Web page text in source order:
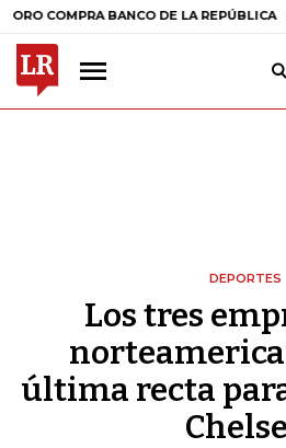
BANCO DE LA REPÚBLICA $
DEPORTES
Los tres
última recta